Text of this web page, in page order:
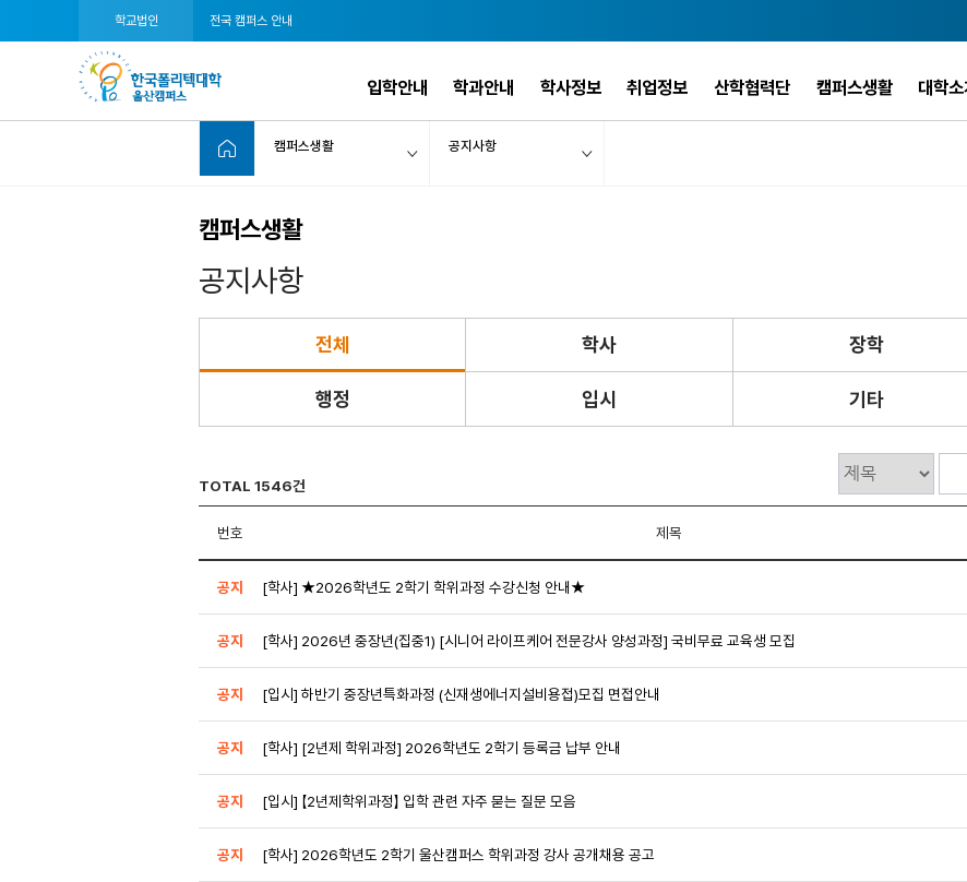
학교법인 전국 캠퍼스 안내
입학안내 학과안내 학사정보 취업정보 산학협력단 캠퍼스생활 대학소
캠퍼스생활 공지사항
캠퍼스생활
공지사항
전체 학사 장학
행정 입시 기타
TOTAL 1546건
번호 제목
공지 [학사] ★2026학년도 2학기 학위과정 수강신청 안내★
공지 [학사] 2026년 중장년(집중1) [시니어 라이프케어 전문강사 양성과정] 국비무료 교육생 모집
공지 [입시] 하반기 중장년특화과정 (신재생에너지설비용접)모집 면접안내
공지 [학사] [2년제 학위과정] 2026학년도 2학기 등록금 납부 안내
공지 [입시] 【2년제학위과정】 입학 관련 자주 묻는 질문 모음
공지 [학사] 2026학년도 2학기 울산캠퍼스 학위과정 강사 공개채용 공고